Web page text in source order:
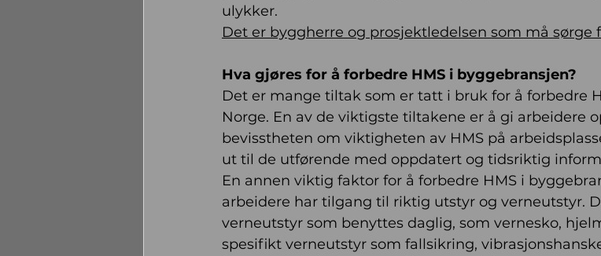
ulykker.
Det er byggherre og prosjektledelsen som må
Hva gjøres for å forbedre HMS i byggebransjen?
Det er mange tiltak som er tatt i bruk for å forbedre
Norge. En av de viktigste tiltakene er å gi arbeidere
bevisstheten om viktigheten av HMS på
ut til de utførende med oppdatert og tidsriktig
En annen viktig faktor for å forbedre HMS i
arbeidere har tilgang til riktig utstyr og verneutstyr.
verneutstyr som benyttes daglig, som vernesko,
spesifikt verneutstyr som fallsikring,